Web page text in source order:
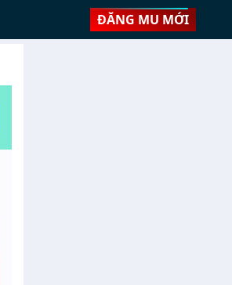
ĐĂNG MU MỚI